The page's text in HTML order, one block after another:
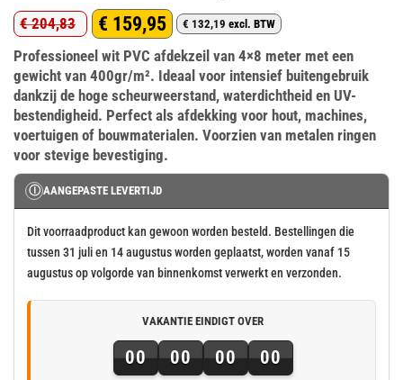
€204,83
Oorspronkelijke
prijs
was:
€ 204,83.
€ 159,95
Huidige
prijs
is:
€ 159,95.
€ 132,19 excl. BTW
Professioneel wit PVC afdekzeil van 4×8 meter met een
gewicht van 400gr/m². Ideaal voor intensief buitengebruik
dankzij de hoge scheurweerstand, waterdichtheid en UV-
bestendigheid. Perfect als afdekking voor hout, machines,
voertuigen of bouwmaterialen. Voorzien van metalen ringen
voor stevige bevestiging.
Ⓘ AANGEPASTE LEVERTIJD
Dit voorraadproduct kan gewoon worden besteld. Bestellingen die
tussen 31 juli en 14 augustus worden geplaatst, worden vanaf 15
augustus op volgorde van binnenkomst verwerkt en verzonden.
VAKANTIE EINDIGT OVER
00 00 00 00